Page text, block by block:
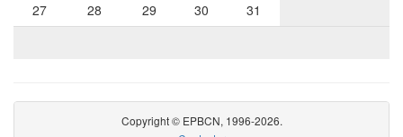
27
28 29 30 31
Copyright © EPBCN, 1996-2026.